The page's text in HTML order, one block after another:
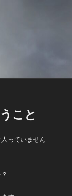
こと
っていません